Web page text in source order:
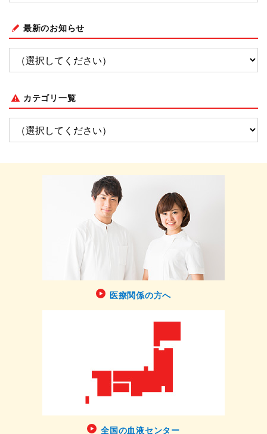
最新のお知らせ
カテゴリ一覧
医療関係の方へ
全国の血液センター